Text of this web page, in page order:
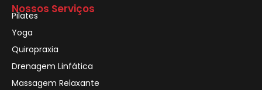
Nossos Serviços
Pilates
Yoga
Quiropraxia
Drenagem Linfática
Massagem Relaxante